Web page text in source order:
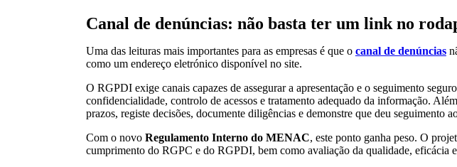
Canal de denúncias: não basta ter um link no
Uma das leituras mais importantes para as empresas é que o canal de denúncias
como um endereço eletrónico disponível no site.
O RGPDI exige canais capazes de assegurar a apresentação e o seguimento
confidencialidade, controlo de acessos e tratamento adequado da informação.
prazos, registe decisões, documente diligências e demonstre que deu seguimento
Com o novo Regulamento Interno do MENAC, este ponto ganha peso. O
cumprimento do RGPC e do RGPDI, bem como avaliação da qualidade, eficácia